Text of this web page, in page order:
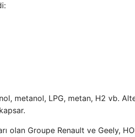
metanol, LPG, metan, H2 vb.
olan Groupe Renault ve Geely,